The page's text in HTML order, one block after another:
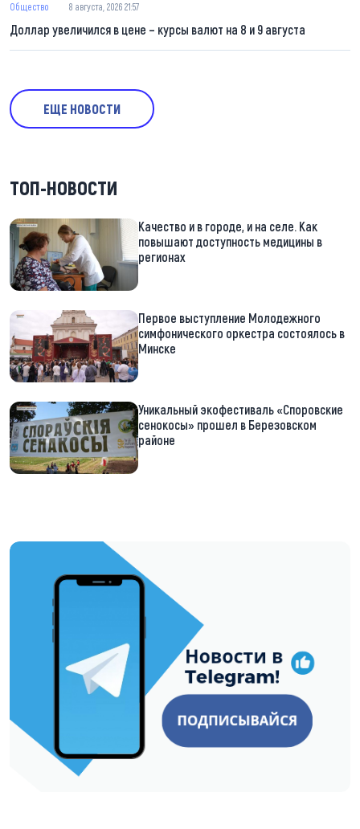
Общество 8 августа, 2026 21:57
Доллар увеличился в цене – курсы валют на 8 и 9 августа
ЕЩЕ НОВОСТИ
ТОП-НОВОСТИ
Качество и в городе, и на селе. Как
повышают доступность медицины в
регионах
Первое выступление Молодежного
симфонического оркестра состоялось в
Минске
Уникальный экофестиваль «Споровские
сенокосы» прошел в Березовском
районе
https://t.me/minskctvby